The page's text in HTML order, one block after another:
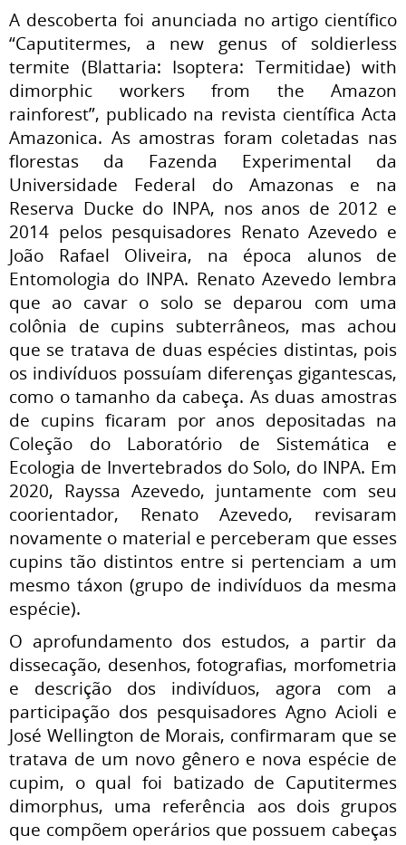
A descoberta foi anunciada no artigo científico
“Caputitermes, a new genus of soldierless
termite (Blattaria: Isoptera: Termitidae) with
dimorphic workers from the Amazon
rainforest”, publicado na revista científica Acta
Amazonica. As amostras foram coletadas nas
florestas da Fazenda Experimental da
Universidade Federal do Amazonas e na
Reserva Ducke do INPA, nos anos de 2012 e
2014 pelos pesquisadores Renato Azevedo e
João Rafael Oliveira, na época alunos de
Entomologia do INPA. Renato Azevedo lembra
que ao cavar o solo se deparou com uma
colônia de cupins subterrâneos, mas achou
que se tratava de duas espécies distintas, pois
os indivíduos possuíam diferenças gigantescas,
como o tamanho da cabeça. As duas amostras
de cupins ficaram por anos depositadas na
Coleção do Laboratório de Sistemática e
Ecologia de Invertebrados do Solo, do INPA. Em
2020, Rayssa Azevedo, juntamente com seu
coorientador, Renato Azevedo, revisaram
novamente o material e perceberam que esses
cupins tão distintos entre si pertenciam a um
mesmo táxon (grupo de indivíduos da mesma
espécie).
O aprofundamento dos estudos, a partir da
dissecação, desenhos, fotografias, morfometria
e descrição dos indivíduos, agora com a
participação dos pesquisadores Agno Acioli e
José Wellington de Morais, confirmaram que se
tratava de um novo gênero e nova espécie de
cupim, o qual foi batizado de Caputitermes
dimorphus, uma referência aos dois grupos
que compõem operários que possuem cabeças